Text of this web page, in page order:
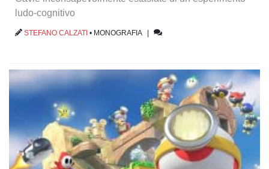
ludo-cognitivo
STEFANO CALZATI • MONOGRAFIA|